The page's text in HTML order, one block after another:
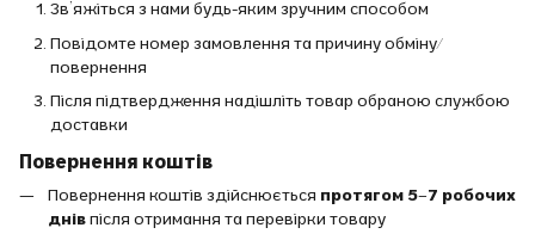
Зв’яжіться з нами будь-яким зручним способом
Повідомте номер замовлення та причину обміну/
повернення
Після підтвердження надішліть товар обраною службою
доставки
Повернення коштів
Повернення коштів здійснюється протягом 5–7 робочих
днівпісля отримання та перевірки товару